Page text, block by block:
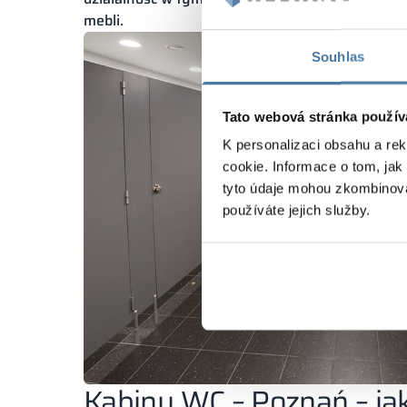
Souhlas
Tato webová stránka
K personalizaci obsahu a
cookie. Informace o tom,
tyto údaje mohou
používáte jejich služby.
mebli.